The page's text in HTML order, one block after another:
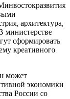
архитектура,
министерстве
сформировать
креативного
может
экономики
России со